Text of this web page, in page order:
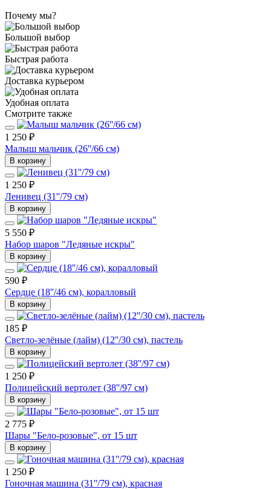
Почему мы?
Большой выбор
Быстрая работа
Доставка курьером
Удобная оплата
Смотрите также
1 250 ₽
Малыш мальчик (26''/66 см)
В корзину
1 250 ₽
Ленивец (31''/79 см)
В корзину
5 550 ₽
Набор шаров "Ледяные искры"
В корзину
590 ₽
Сердце (18''/46 см), коралловый
В корзину
185 ₽
Светло-зелёные (лайм) (12''/30 см), пастель
В корзину
1 250 ₽
Полицейский вертолет (38''/97 см)
В корзину
2 775 ₽
Шары "Бело-розовые", от 15 шт
В корзину
1 250 ₽
Гоночная машина (31''/79 см), красная